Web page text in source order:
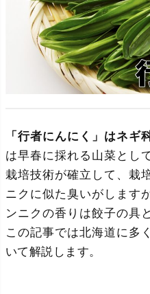
「行者にんにく」はネギ
は早春に採れる山菜とし
栽培技術が確立して、栽
ニクに似た臭いがします
ンニクの香りは餃子の具
この記事では北海道に多
いて解説します。